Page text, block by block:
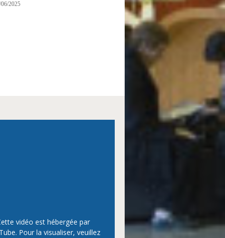
2025
vidéo est hébergée par
Pour la visualiser, veuillez